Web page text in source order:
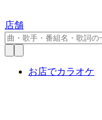
店舗
お店でカラオケ